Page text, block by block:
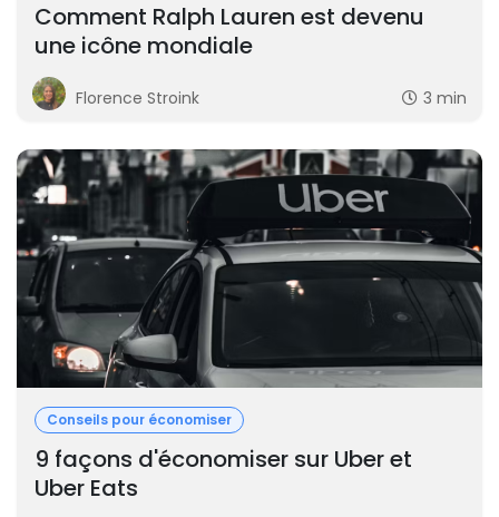
Comment Ralph Lauren est devenu
une icône mondiale
Florence Stroink 3 min
Conseils pour économiser
9 façons d'économiser sur Uber et
Uber Eats